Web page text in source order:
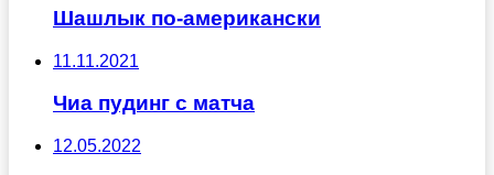
Шашлык по-американски
11.11.2021
Чиа пудинг с матча
12.05.2022